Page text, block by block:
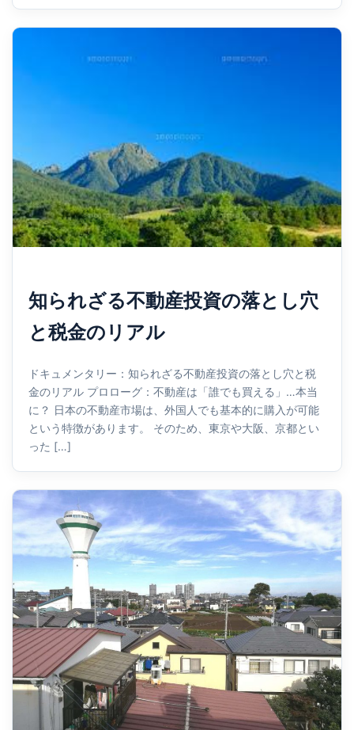
知られざる不動産投資の落とし穴
と税金のリアル
ドキュメンタリー：知られざる不動産投資の落とし穴と税
金のリアル プロローグ：不動産は「誰でも買える」…本当
に？ 日本の不動産市場は、外国人でも基本的に購入が可能
という特徴があります。 そのため、東京や大阪、京都とい
った […]